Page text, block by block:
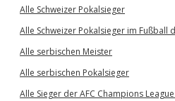
Alle Schweizer Pokalsieger
Alle Schweizer Pokalsieger im Fußball
Alle serbischen Meister
Alle serbischen Pokalsieger
Alle Sieger der AFC Champions